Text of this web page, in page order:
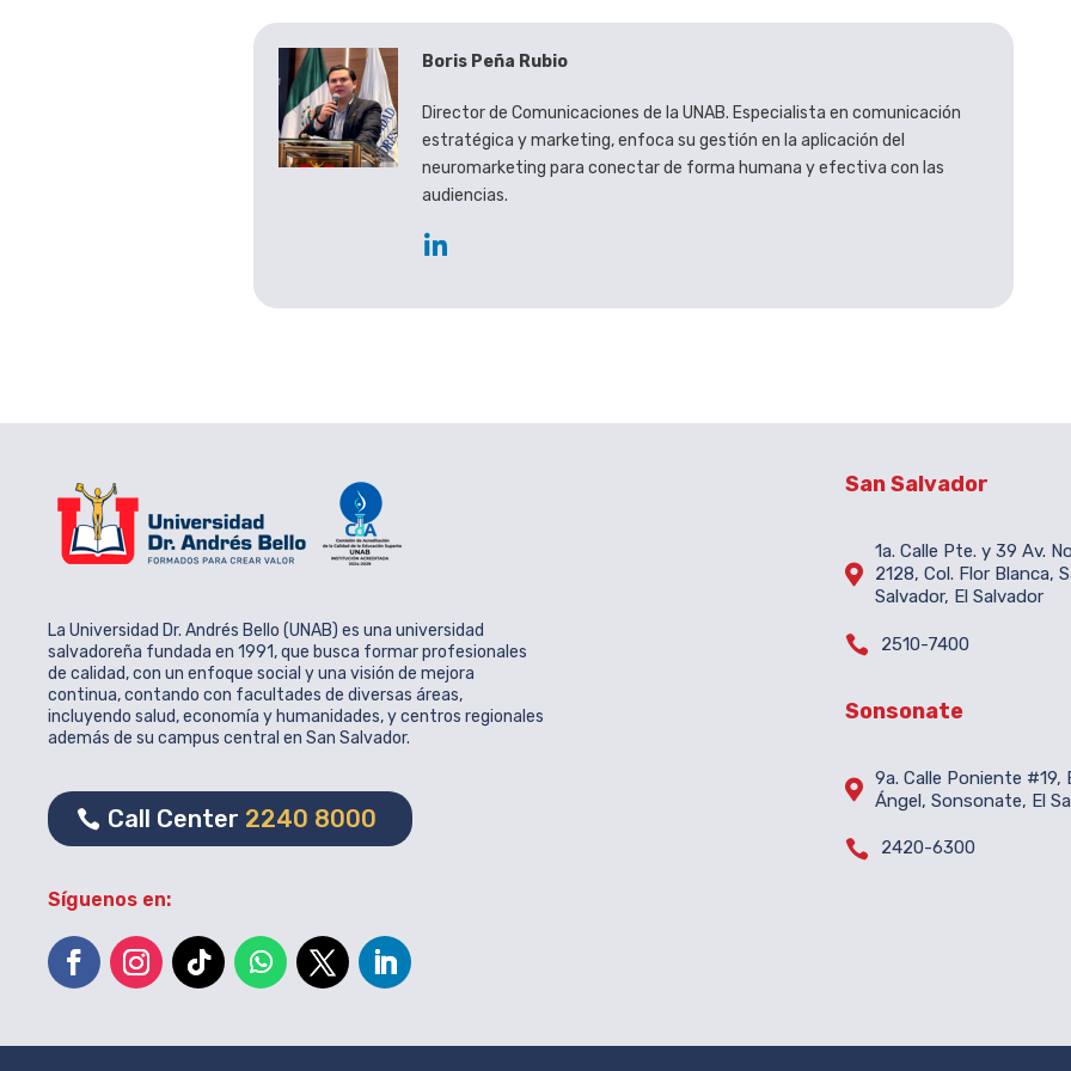
Boris Peña Rubio
Director de Comunicaciones de la UNAB. Especialista en comunicación
estratégica y marketing, enfoca su gestión en la aplicación del
neuromarketing para conectar de forma humana y efectiva con las
audiencias.
La Universidad Dr. Andrés Bello (UNAB) es una universidad
salvadoreña fundada en 1991, que busca formar profesionales
de calidad, con un enfoque social y una visión de mejora
continua, contando con facultades de diversas áreas,
incluyendo salud, economía y humanidades, y centros regionales
además de su campus central en San Salvador.
Call Center 2240 8000
Síguenos en:
San Salvador

1a. Calle Pte. y 39 Av.
2128, Col. Flor Blanca,
Salvador, El Salvador
 2510-7400
Sonsonate
 9a. Calle Poniente #19,
Ángel, Sonsonate, El
 2420-6300